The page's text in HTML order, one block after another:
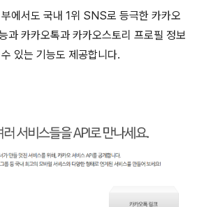
에서도 국내 1위 SNS로 등극한 카카오
과 카카오톡과 카카오스토리 프로필 정보
있는 기능도 제공합니다.